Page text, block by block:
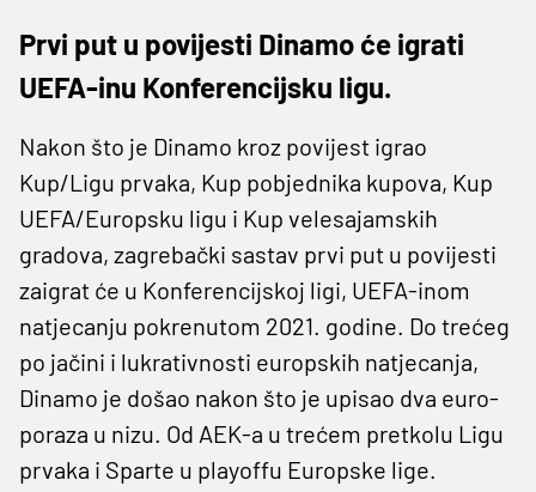
Prvi put u povijesti Dinamo će igrati
UEFA-inu Konferencijsku ligu.
Nakon što je Dinamo kroz povijest igrao
Kup/Ligu prvaka, Kup pobjednika kupova, Kup
UEFA/Europsku ligu i Kup velesajamskih
gradova, zagrebački sastav prvi put u povijesti
zaigrat će u Konferencijskoj ligi, UEFA-inom
natjecanju pokrenutom 2021. godine. Do trećeg
po jačini i lukrativnosti europskih natjecanja,
Dinamo je došao nakon što je upisao dva euro-
poraza u nizu. Od AEK-a u trećem pretkolu Ligu
prvaka i Sparte u playoffu Europske lige.